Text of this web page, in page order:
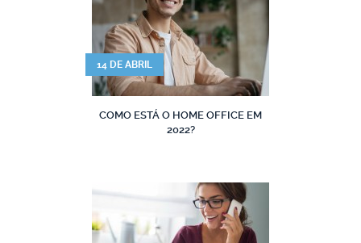
14 DE ABRIL
COMO ESTÁ O HOME OFFICE EM
2022?